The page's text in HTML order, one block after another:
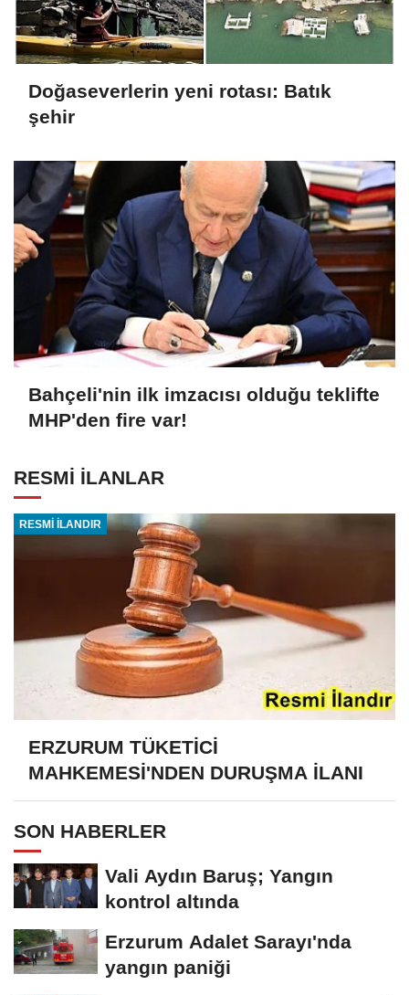
Doğaseverlerin yeni rotası: Batık
şehir
Bahçeli'nin ilk imzacısı olduğu teklifte
MHP'den fire var!
RESMİ İLANLAR
RESMİ İLANDIR
ERZURUM TÜKETİCİ
MAHKEMESİ'NDEN DURUŞMA İLANI
SON HABERLER
Vali Aydın Baruş; Yangın
kontrol altında
Erzurum Adalet Sarayı'nda
yangın paniği